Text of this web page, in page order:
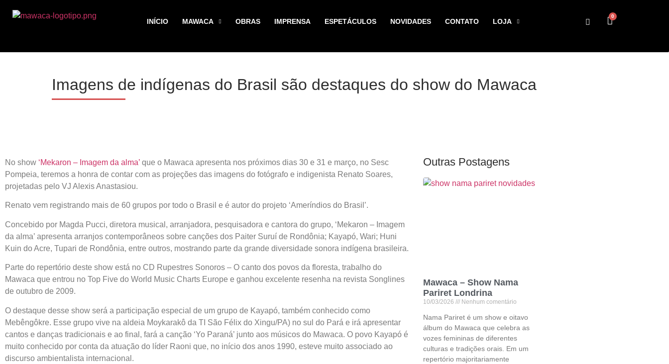
INÍCIO MAWACA OBRAS IMPRENSA ESPETÁCULOS NOVIDADES CONTATO LOJA
0
Imagens de indígenas do Brasil são destaques do show do Mawaca
No show ‘Mekaron – Imagem da alma’ que o Mawaca apresenta nos próximos dias 30 e 31 e março, no Sesc
Pompeia, teremos a honra de contar com as projeções das imagens do fotógrafo e indigenista Renato Soares,
projetadas pelo VJ Alexis Anastasiou.
Renato vem registrando mais de 60 grupos por todo o Brasil e é autor do projeto ‘Ameríndios do Brasil’.
Concebido por Magda Pucci, diretora musical, arranjadora, pesquisadora e cantora do grupo, ‘Mekaron – Imagem
da alma’ apresenta arranjos contemporâneos sobre canções dos Paiter Suruí de Rondônia; Kayapó, Wari; Huni
Kuin do Acre, Tupari de Rondônia, entre outros, mostrando parte da grande diversidade sonora indígena brasileira.
Parte do repertório deste show está no CD Rupestres Sonoros – O canto dos povos da floresta, trabalho do
Mawaca que entrou no Top Five do World Music Charts Europe e ganhou excelente resenha na revista Songlines
de outubro de 2009.
O destaque desse show será a participação especial de um grupo de Kayapó, também conhecido como
Mebêngôkre. Esse grupo vive na aldeia Moykarakô da TI São Félix do Xingu/PA) no sul do Pará e irá apresentar
cantos e danças tradicionais e ao final, fará a canção ‘Yo Paraná’ junto aos músicos do Mawaca. O povo Kayapó é
muito conhecido por conta da atuação do líder Raoni que, no início dos anos 1990, esteve muito associado ao
discurso ambientalista internacional.
Outras Postagens
Mawaca – Show Nama
Pariret Londrina
10/03/2026 Nenhum comentário
Nama Pariret é um show e oitavo
álbum do Mawaca que celebra as
vozes femininas de diferentes
culturas e tradições orais. Em um
repertório majoritariamente